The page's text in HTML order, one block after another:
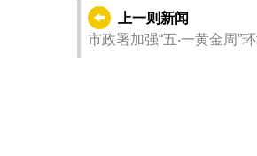
上一则新闻
市政署加强“五‧一黄金周”